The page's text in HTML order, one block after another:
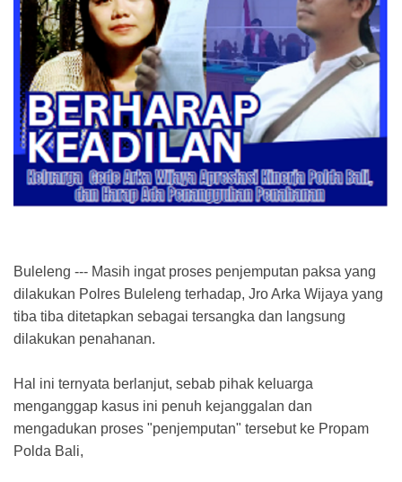
Buleleng --- Masih ingat proses penjemputan paksa yang
dilakukan Polres Buleleng terhadap, Jro Arka Wijaya yang
tiba tiba ditetapkan sebagai tersangka dan langsung
dilakukan penahanan.
Hal ini ternyata berlanjut, sebab pihak keluarga
menganggap kasus ini penuh kejanggalan dan
mengadukan proses "penjemputan" tersebut ke Propam
Polda Bali,